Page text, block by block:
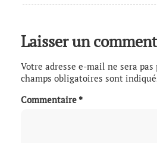
Laisser un
Votre adresse e-mail ne sera pas
champs obligatoires sont
Commentaire *